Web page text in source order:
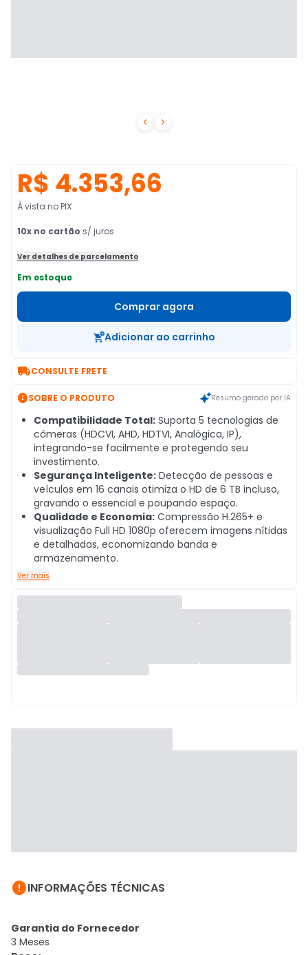
 
R$ 4.353,66
À vista no PIX
10x no cartão s/ juros
Ver detalhes de parcelamento
Em estoque
Comprar agora
Adicionar ao carrinho
CONSULTE FRETE
SOBRE O PRODUTO Resumo gerado por IA
Compatibilidade Total: Suporta 5 tecnologias de
câmeras (HDCVI, AHD, HDTVI, Analógica, IP),
integrando-se facilmente e protegendo seu
investimento.
Segurança Inteligente: Detecção de pessoas e
veículos em 16 canais otimiza o HD de 6 TB incluso,
gravando o essencial e poupando espaço.
Qualidade e Economia: Compressão H.265+ e
visualização Full HD 1080p oferecem imagens nítidas
e detalhadas, economizando banda e
armazenamento.
Ver mais
INFORMAÇÕES TÉCNICAS
Garantia do Fornecedor
3 Meses